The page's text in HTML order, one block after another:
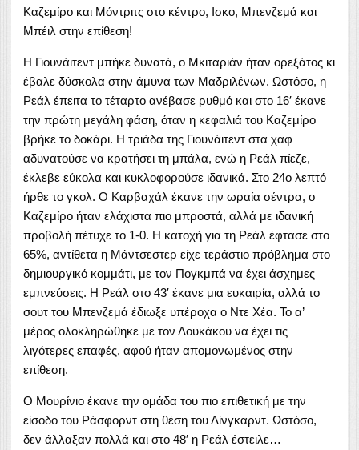
Καζεμίρο και Μόντριτς στο κέντρο, Ισκο, Μπενζεμά και
Μπέιλ στην επίθεση!
Η Γιουνάιτεντ μπήκε δυνατά, ο Μκιταριάν ήταν ορεξάτος κι
έβαλε δύσκολα στην άμυνα των Μαδριλένων. Ωστόσο, η
Ρεάλ έπειτα το τέταρτο ανέβασε ρυθμό και στο 16′ έκανε
την πρώτη μεγάλη φάση, όταν η κεφαλιά του Καζεμίρο
βρήκε το δοκάρι. Η τριάδα της Γιουνάιτεντ στα χαφ
αδυνατούσε να κρατήσει τη μπάλα, ενώ η Ρεάλ πίεζε,
έκλεβε εύκολα και κυκλοφορούσε ιδανικά. Στο 24ο λεπτό
ήρθε το γκολ. Ο Καρβαχάλ έκανε την ωραία σέντρα, ο
Καζεμίρο ήταν ελάχιστα πιο μπροστά, αλλά με ιδανική
προβολή πέτυχε το 1-0. Η κατοχή για τη Ρεάλ έφτασε στο
65%, αντίθετα η Μάντσεστερ είχε τεράστιο πρόβλημα στο
δημιουργικό κομμάτι, με τον Πογκμπά να έχει άσχημες
εμπνεύσεις. Η Ρεάλ στο 43′ έκανε μια ευκαιρία, αλλά το
σουτ του Μπενζεμά έδιωξε υπέροχα ο Ντε Χέα. Το α’
μέρος ολοκληρώθηκε με τον Λουκάκου να έχει τις
λιγότερες επαφές, αφού ήταν απομονωμένος στην
επίθεση.
Ο Μουρίνιο έκανε την ομάδα του πιο επιθετική με την
είσοδο του Ράσφορντ στη θέση του Λίνγκαρντ. Ωστόσο,
δεν άλλαξαν πολλά και στο 48′ η Ρεάλ έστειλε…